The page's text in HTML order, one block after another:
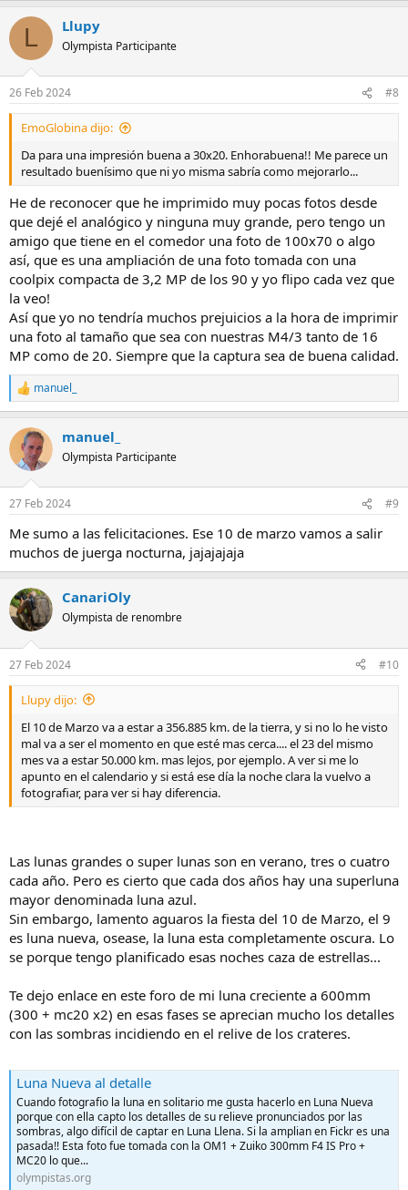
c
i
e
s
L Llupy
Olympista Participante
26 Feb 2024 #8
EmoGlobina dijo:
Da para una impresión buena a 30x20. Enhorabuena!! Me parece un
resultado buenísimo que ni yo misma sabría como mejorarlo...
He de reconocer que he imprimido muy pocas fotos desde
que dejé el analógico y ninguna muy grande, pero tengo un
amigo que tiene en el comedor una foto de 100x70 o algo
así, que es una ampliación de una foto tomada con una
coolpix compacta de 3,2 MP de los 90 y yo flipo cada vez que
la veo!
Así que yo no tendría muchos prejuicios a la hora de imprimir
una foto al tamaño que sea con nuestras M4/3 tanto de 16
MP como de 20. Siempre que la captura sea de buena calidad.
R
e
c
c
i
e
:
manuel_
manuel_
Olympista Participante
27 Feb 2024 #9
Me sumo a las felicitaciones. Ese 10 de marzo vamos a salir
muchos de juerga nocturna, jajajajaja
CanariOly
Olympista de renombre
27 Feb 2024 #10
Llupy dijo:
El 10 de Marzo va a estar a 356.885 km. de la tierra, y si no lo he visto
mal va a ser el momento en que esté mas cerca.... el 23 del mismo
mes va a estar 50.000 km. mas lejos, por ejemplo. A ver si me lo
apunto en el calendario y si está ese día la noche clara la vuelvo a
fotografiar, para ver si hay diferencia.
Las lunas grandes o super lunas son en verano, tres o cuatro
cada año. Pero es cierto que cada dos años hay una superluna
mayor denominada luna azul.
Sin embargo, lamento aguaros la fiesta del 10 de Marzo, el 9
es luna nueva, osease, la luna esta completamente oscura. Lo
se porque tengo planificado esas noches caza de estrellas...
Te dejo enlace en este foro de mi luna creciente a 600mm
(300 + mc20 x2) en esas fases se aprecian mucho los detalles
con las sombras incidiendo en el relive de los crateres.
Luna Nueva al detalle
Cuando fotografio la luna en solitario me gusta hacerlo en Luna Nueva
porque con ella capto los detalles de su relieve pronunciados por las
sombras, algo difícil de captar en Luna Llena. Si la amplian en Fickr es una
pasada!! Esta foto fue tomada con la OM1 + Zuiko 300mm F4 IS Pro +
MC20 lo que...
olympistas.org